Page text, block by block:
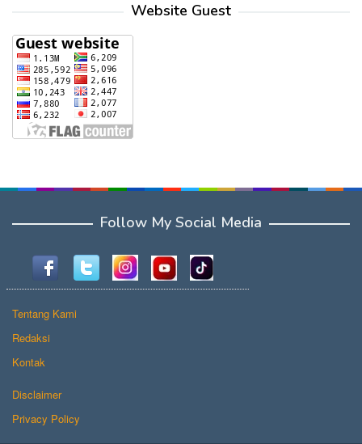
Website Guest
Follow My Social Media
Tentang Kami
Redaksi
Kontak
Disclaimer
Privacy Policy